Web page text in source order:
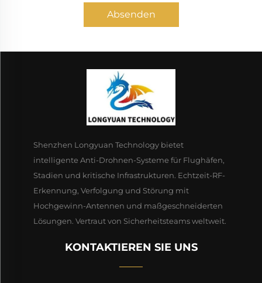
Absenden
Shenzhen Longyuan Technology bietet
intelligente Anti-Drohnen-Systeme für Flughäfen,
Stadien und kritische Infrastrukturen. Echtzeit-RF-
Erkennung, Verfolgung und Störung mit
Hochgewinn-Antennen und maßgeschneiderten
Lösungen. Vertraut von Sicherheitsteams weltweit.
KONTAKTIEREN SIE UNS